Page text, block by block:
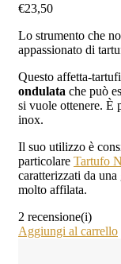
€23,50
Lo strumento che
appassionato di
Questo affetta-
ondulata che può
si vuole ottenere. È
inox.
Il suo utilizzo è
particolare Tartufo
caratterizzati da una
molto affilata.
2 recensione(i)
Aggiungi al carrello